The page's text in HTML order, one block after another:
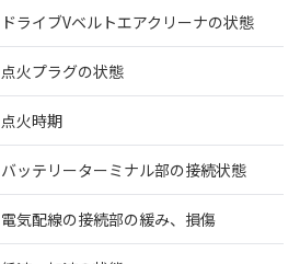
ドライブVベルトエアクリーナの状態
点火プラグの状態
点火時期
バッテリーターミナル部の接続状態
電気配線の接続部の緩み、損傷